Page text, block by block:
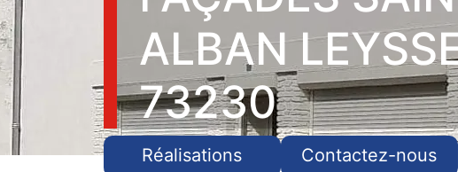
ALBAN
73230
Réalisations Contactez-nous